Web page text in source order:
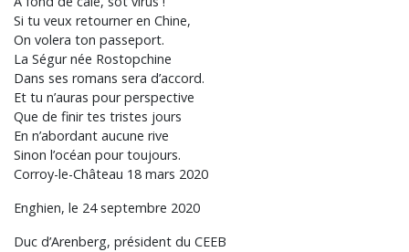
Si tu veux retourner en Chine,
On volera ton passeport.
La Ségur née Rostopchine
Dans ses romans sera d’accord.
Et tu n’auras pour perspective
Que de finir tes tristes jours
En n’abordant aucune rive
Sinon l’océan pour toujours.
Corroy-le-Château 18 mars 2020
Enghien, le 24 septembre 2020
Duc d’Arenberg, président du CEEB